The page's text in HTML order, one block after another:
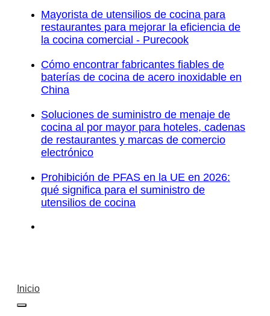
Mayorista de utensilios de cocina para
restaurantes para mejorar la eficiencia de
la cocina comercial - Purecook
Cómo encontrar fabricantes fiables de
baterías de cocina de acero inoxidable en
China
Soluciones de suministro de menaje de
cocina al por mayor para hoteles, cadenas
de restaurantes y marcas de comercio
electrónico
Prohibición de PFAS en la UE en 2026:
qué significa para el suministro de
utensilios de cocina
Inicio